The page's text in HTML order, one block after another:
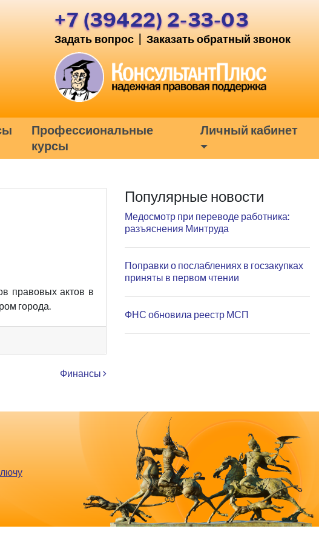
+7 (39422) 2-33-03
Задать вопрос Заказать обратный звонок
Профессиональные
курсы
Личный кабинет
правовых актов в
города.
Финансы
Популярные новости
Медосмотр при переводе работника:
разъяснения Минтруда
Поправки о послаблениях в госзакупках
приняты в первом чтении
ФНС обновила реестр МСП